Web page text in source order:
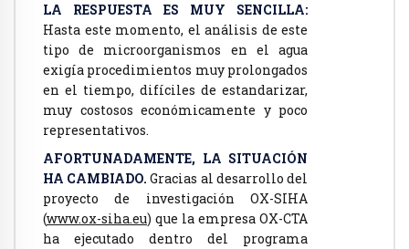
LA RESPUESTA ES MUY SENCILLA:
Hasta este momento, el análisis de este
tipo de microorganismos en el agua
exigía procedimientos muy prolongados
en el tiempo, difíciles de estandarizar,
muy costosos económicamente y poco
representativos.
AFORTUNADAMENTE, LA SITUACIÓN
HA CAMBIADO. Gracias al desarrollo del
proyecto de investigación OX-SIHA
(www.ox-siha.eu) que la empresa OX-CTA
ha ejecutado dentro del programa